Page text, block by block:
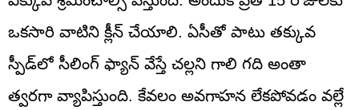
ఒకసారి వాటిని క్లీన్ చేయాలి. ఏసీతో పాటు తక్కువ
స్పీడ్‌లో సీలింగ్ ఫ్యాన్ వేస్తే చల్లని గాలి గది అంతా
త్వరగా వ్యాపిస్తుంది. కేవలం అవగాహన లేకపోవడం వల్లే